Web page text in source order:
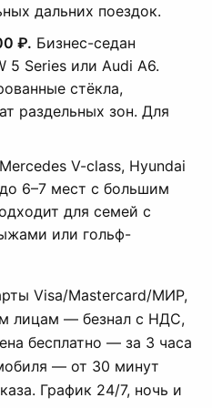
дальних поездок.
₽. Бизнес-седан
5 Series или Audi A6.
стёкла,
раздельных зон. Для
Mercedes V-class, Hyundai
6–7 мест с большим
для семей с
или гольф-
Visa/Mastercard/МИР,
лицам — безнал с НДС,
бесплатно — за 3 часа
— от 30 минут
График 24/7, ночь и